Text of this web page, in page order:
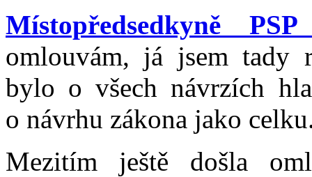
Místopředsedkyně
omlouvám, já jsem tady
bylo o všech návrzích
o návrhu zákona jako
Mezitím ještě došla